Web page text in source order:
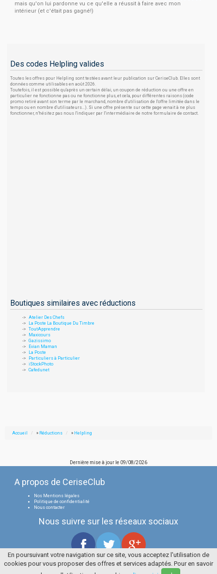
mais qu'on lui pardonne vu ce qu'elle a réussit à faire avec mon
intérieur (et c'était pas gagné!)
Des codes Helpling valides
Toutes les offres pour Helpling sont testées avant leur publication sur CeriseClub. Elles sont
données comme utilisables en août 2026.
Toutefois, il est possible qu'après un certain délai, un coupon de réduction ou une offre en
particulier ne fonctionne pas ou ne fonctionne plus, et cela, pour différentes raisons (code
promo retiré avant son terme par le marchand, nombre d'utilisation de l'offre limitée dans le
temps ou en nombre d'utilisateurs...). Si une offre présente sur cette page venait à ne plus
fonctionner, n'hésitez pas nous l'indiquer par l'intermédiaire de notre formulaire de contact.
Boutiques similaires avec réductions
Atelier Des Chefs
La Poste La Boutique Du Timbre
ToutApprendre
Maxicours
Gazissimo
Evian Maman
La Poste
Particuliers à Particulier
iStockPhoto
Cafedunet
Accueil » Réductions » Helpling
Dernière mise à jour le 09/08/2026
A propos de CeriseClub
Nos Mentions légales
Politique de confidentialité
Nous contacter
Nous suivre sur les réseaux sociaux
Tous droits réservés
La Cerise Bleue 2006 / 2026
En poursuivant votre navigation sur ce site, vous acceptez l'utilisation de
cookies pour vous proposer des offres et services adaptés. Pour en savoir